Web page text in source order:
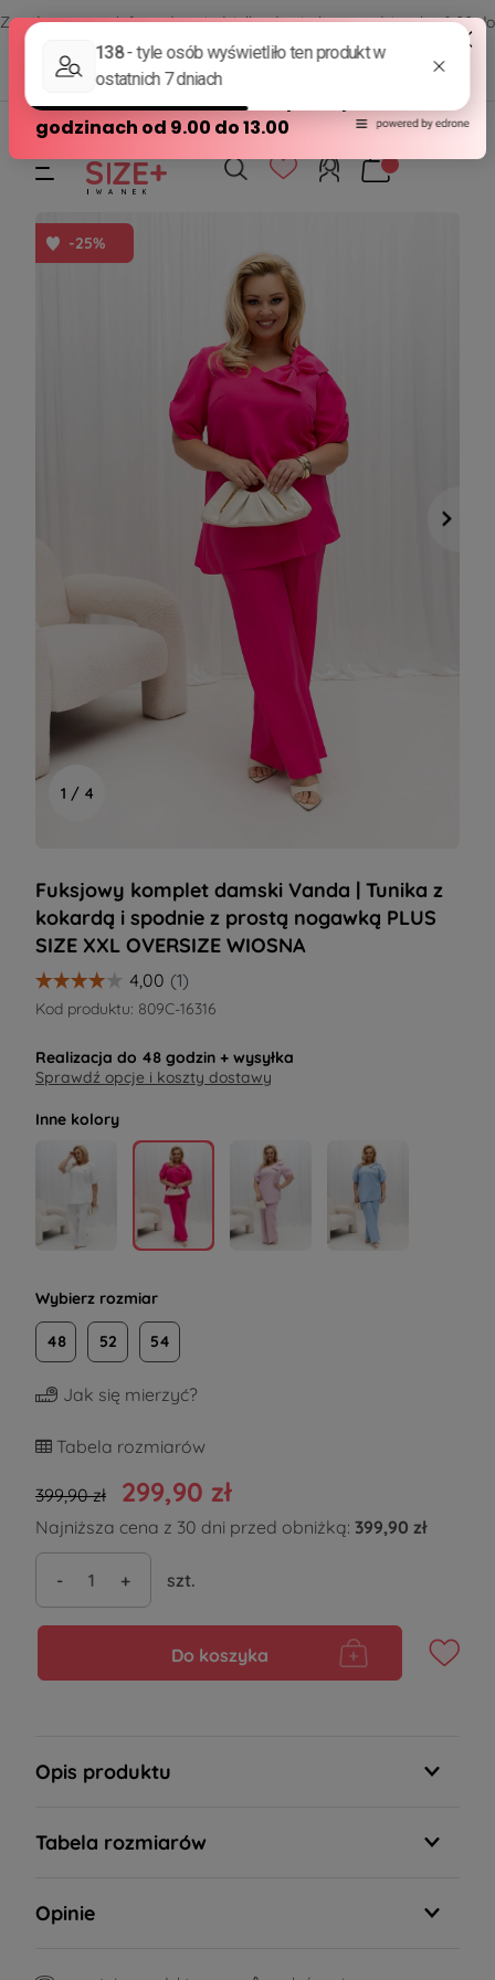
Zamów przez telefon od poniedziałku do piątku w godzinach - 8:00 do
15:00
570 390 351
sklep@modasizeplus.pl
-25%
1 / 4
Fuksjowy komplet damski Vanda | Tunika z
kokardą i spodnie z prostą nogawką PLUS
SIZE XXL OVERSIZE WIOSNA
Kod produktu: 809C-16316
Realizacja do 48 godzin + wysyłka
Sprawdź opcje i koszty dostawy
Inne kolory
Wybierz rozmiar
48 52 54
Jak się mierzyć?
Tabela rozmiarów
399,90 zł 299,90 zł
Najniższa cena z 30 dni przed obniżką: 399,90 zł
- + szt.
Do koszyka
Opis produktu
Tabela rozmiarów
Opinie